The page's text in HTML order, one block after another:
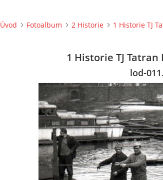
Úvod Fotoalbum 2 Historie 1 Historie TJ
1 Historie TJ
lod-